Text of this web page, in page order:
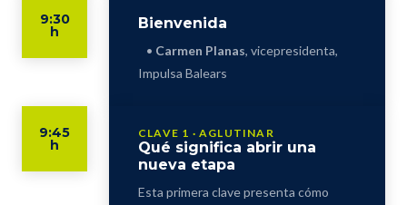
9:30
h Bienvenida
• Carmen Planas, vicepresidenta,
Impulsa Balears
9:45
h
CLAVE 1 · AGLUTINAR
Qué significa abrir una
nueva etapa
Esta primera clave presenta cómo